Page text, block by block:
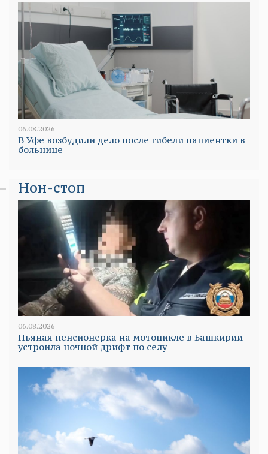
06.08.2026
В Уфе возбудили дело после гибели пациентки в
больнице
Нон-стоп
06.08.2026
Пьяная пенсионерка на мотоцикле в Башкирии
устроила ночной дрифт по селу